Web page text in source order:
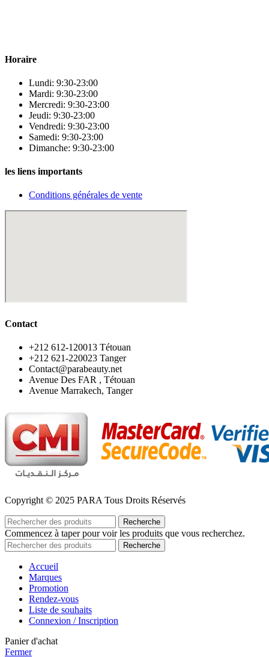
Horaire
Lundi: 9:30-23:00
Mardi: 9:30-23:00
Mercredi: 9:30-23:00
Jeudi: 9:30-23:00
Vendredi: 9:30-23:00
Samedi: 9:30-23:00
Dimanche: 9:30-23:00
les liens importants
Conditions générales de vente
Contact
‪+212 612-120013 Tétouan
‪+212 621-220023 Tanger
Contact@parabeauty.net
Avenue Des FAR , Tétouan
Avenue Marrakech, Tanger
Copyright © 2025 PARA Tous Droits Réservés
Recherche
Commencez à taper pour voir les produits que vous recherchez.
Recherche
Accueil
Marques
Promotion
Rendez-vous
Liste de souhaits
Connexion / Inscription
Panier d'achat
Fermer